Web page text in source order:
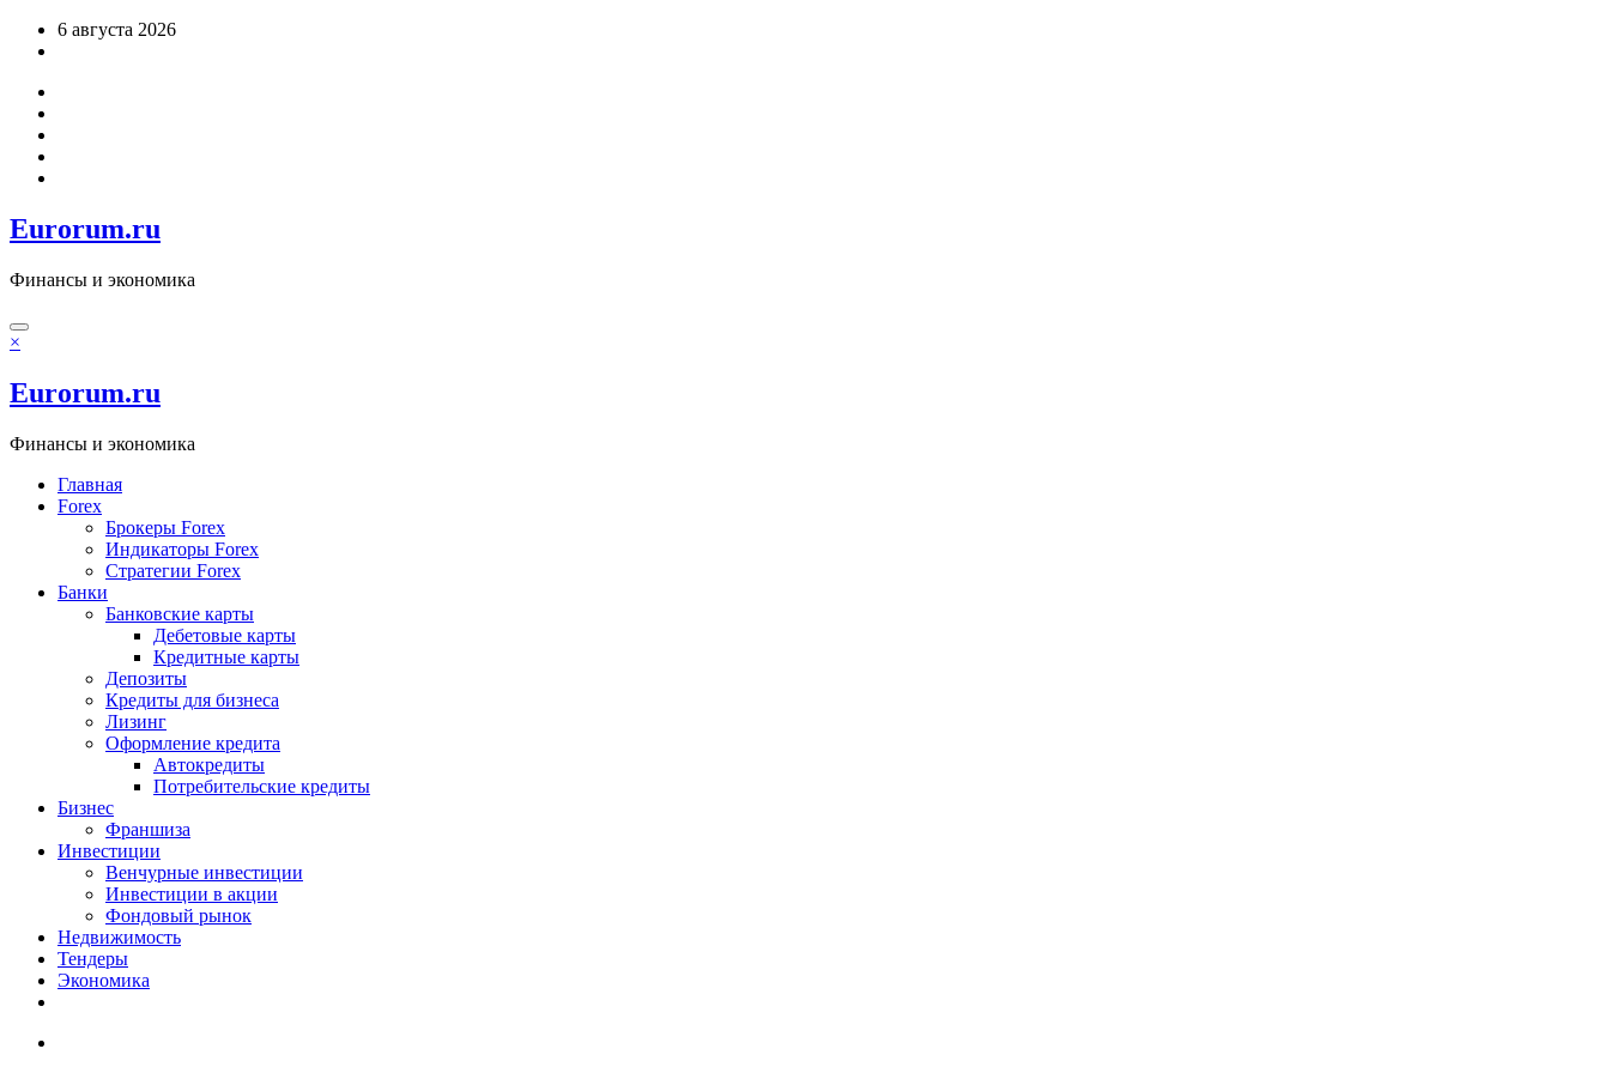
Перейти6 августа 2026
Eurorum.ru
Финансы и экономика
×
Eurorum.ru
Финансы и экономика
Главная
Forex
Брокеры Forex
Индикаторы Forex
Стратегии Forex
Банки
Банковские карты
Дебетовые карты
Кредитные карты
Депозиты
Кредиты для бизнеса
Лизинг
Оформление кредита
Автокредиты
Потребительские кредиты
Бизнес
Франшиза
Инвестиции
Венчурные инвестиции
Инвестиции в акции
Фондовый рынок
Недвижимость
Тендеры
Экономика